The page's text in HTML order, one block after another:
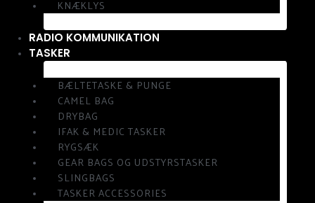
KNÆKLYS
RADIO KOMMUNIKATION
TASKER
BÆLTETASKE & PUNGE
CAMEL BAG
DRYBAG
IFAK & MEDIC TASKER
RYGSÆK
GEAR BAGS OG UDSTYRSTASKER
SLINGBAGS
TASKER ACCESSORIES